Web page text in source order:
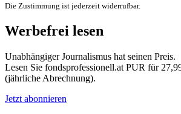
Die Zustimmung ist jederzeit widerrufbar.
Werbefrei lesen
Unabhängiger Journalismus hat seinen Preis.
Lesen Sie fondsprofessionell.at PUR für
(jährliche Abrechnung).
Jetzt abonnieren